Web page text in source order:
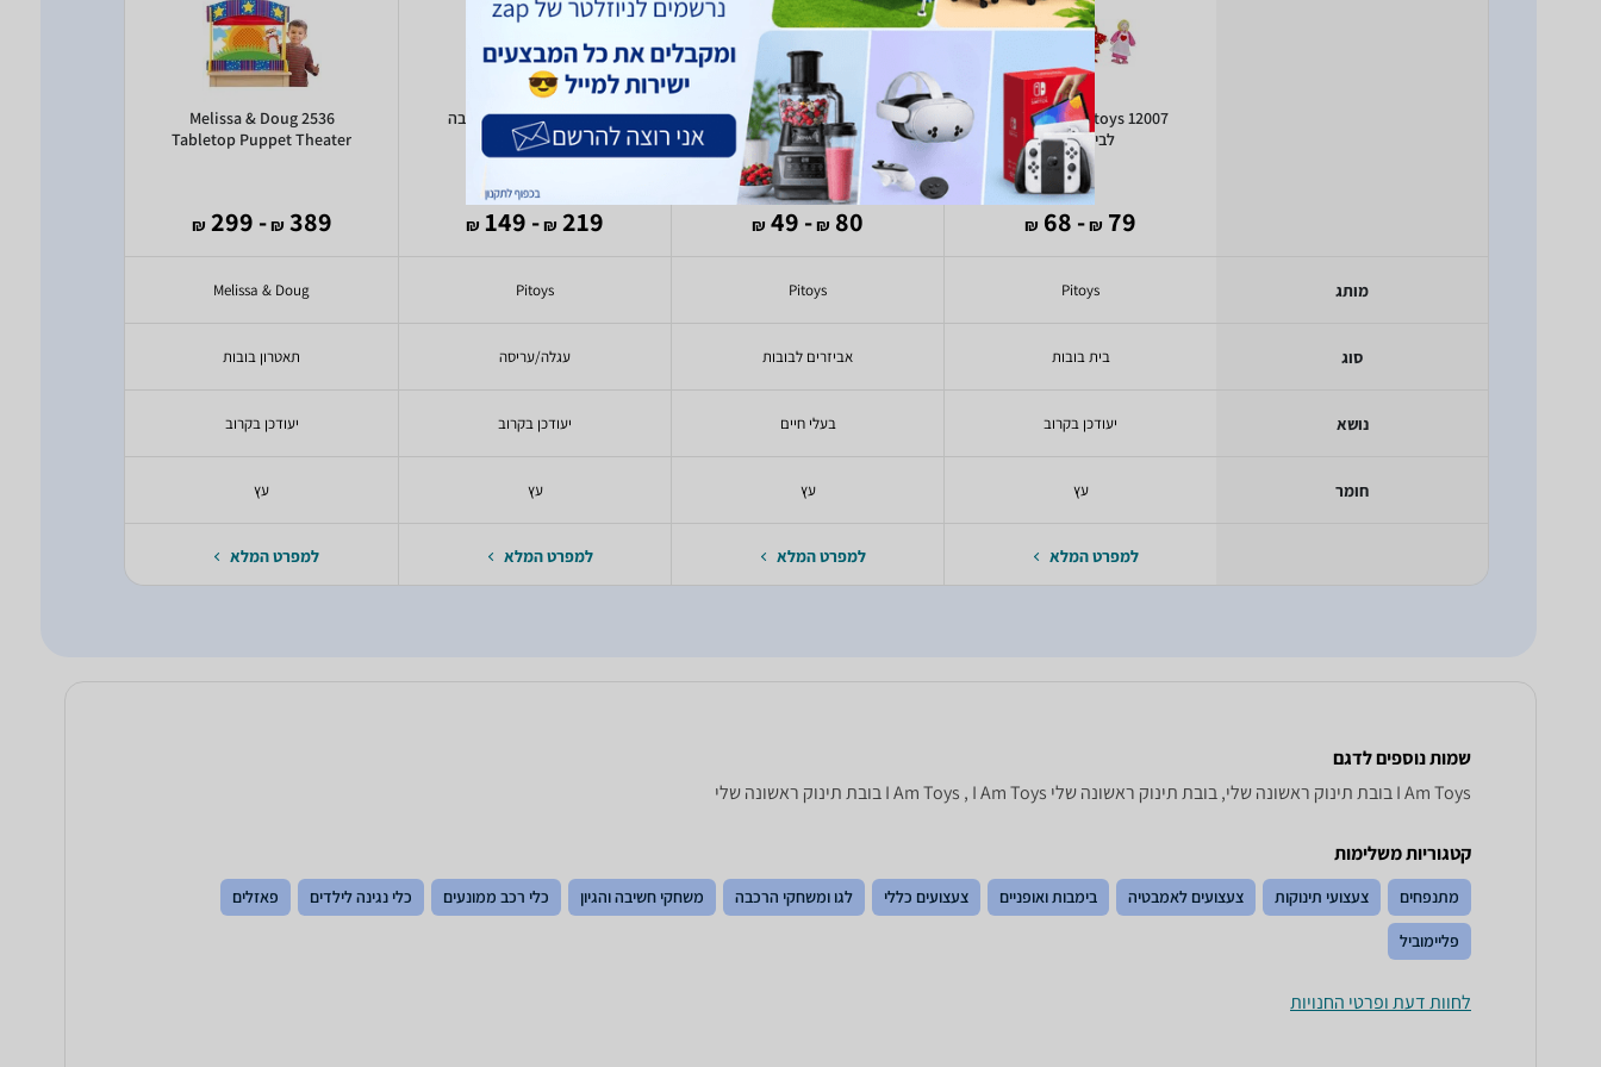
מותג
סוג
נושא
חומר
Pitoys 12007 רבעיית בובות
לבית בובות
79
₪
- 68
₪
Pitoys
בית בובות
יעודכן בקרוב
עץ
למפרט המלא
Pitoys 12040 ריהוט חדר
ילדים לבית בובות
80
₪
- 49
₪
Pitoys
אביזרים לבובות
בעלי חיים
עץ
למפרט המלא
Pitoys 16662 עריסה לבובה
219
₪
- 149
₪
Pitoys
עגלה/עריסה
יעודכן בקרוב
עץ
למפרט המלא
Melissa & Doug 2536
Tabletop Puppet Theater
389
₪
- 299
₪
Melissa & Doug
תאטרון בובות
יעודכן בקרוב
עץ
למפרט המלא
שמות נוספים לדגם
I Am Toys בובת תינוק ראשונה שלי, בובת תינוק ראשונה שלי I Am Toys , I Am Toys בובת תינוק ראשונה שלי
קטגוריות משלימות
מתנפחים צעצועי תינוקות צעצועים לאמבטיה בימבות ואופניים צעצועים כללי לגו ומשחקי הרכבה משחקי חשיבה והגיון כלי רכב ממונעים כלי נגינה לילדים פאזלים
פליימוביל
לחוות דעת ופרטי החנויות